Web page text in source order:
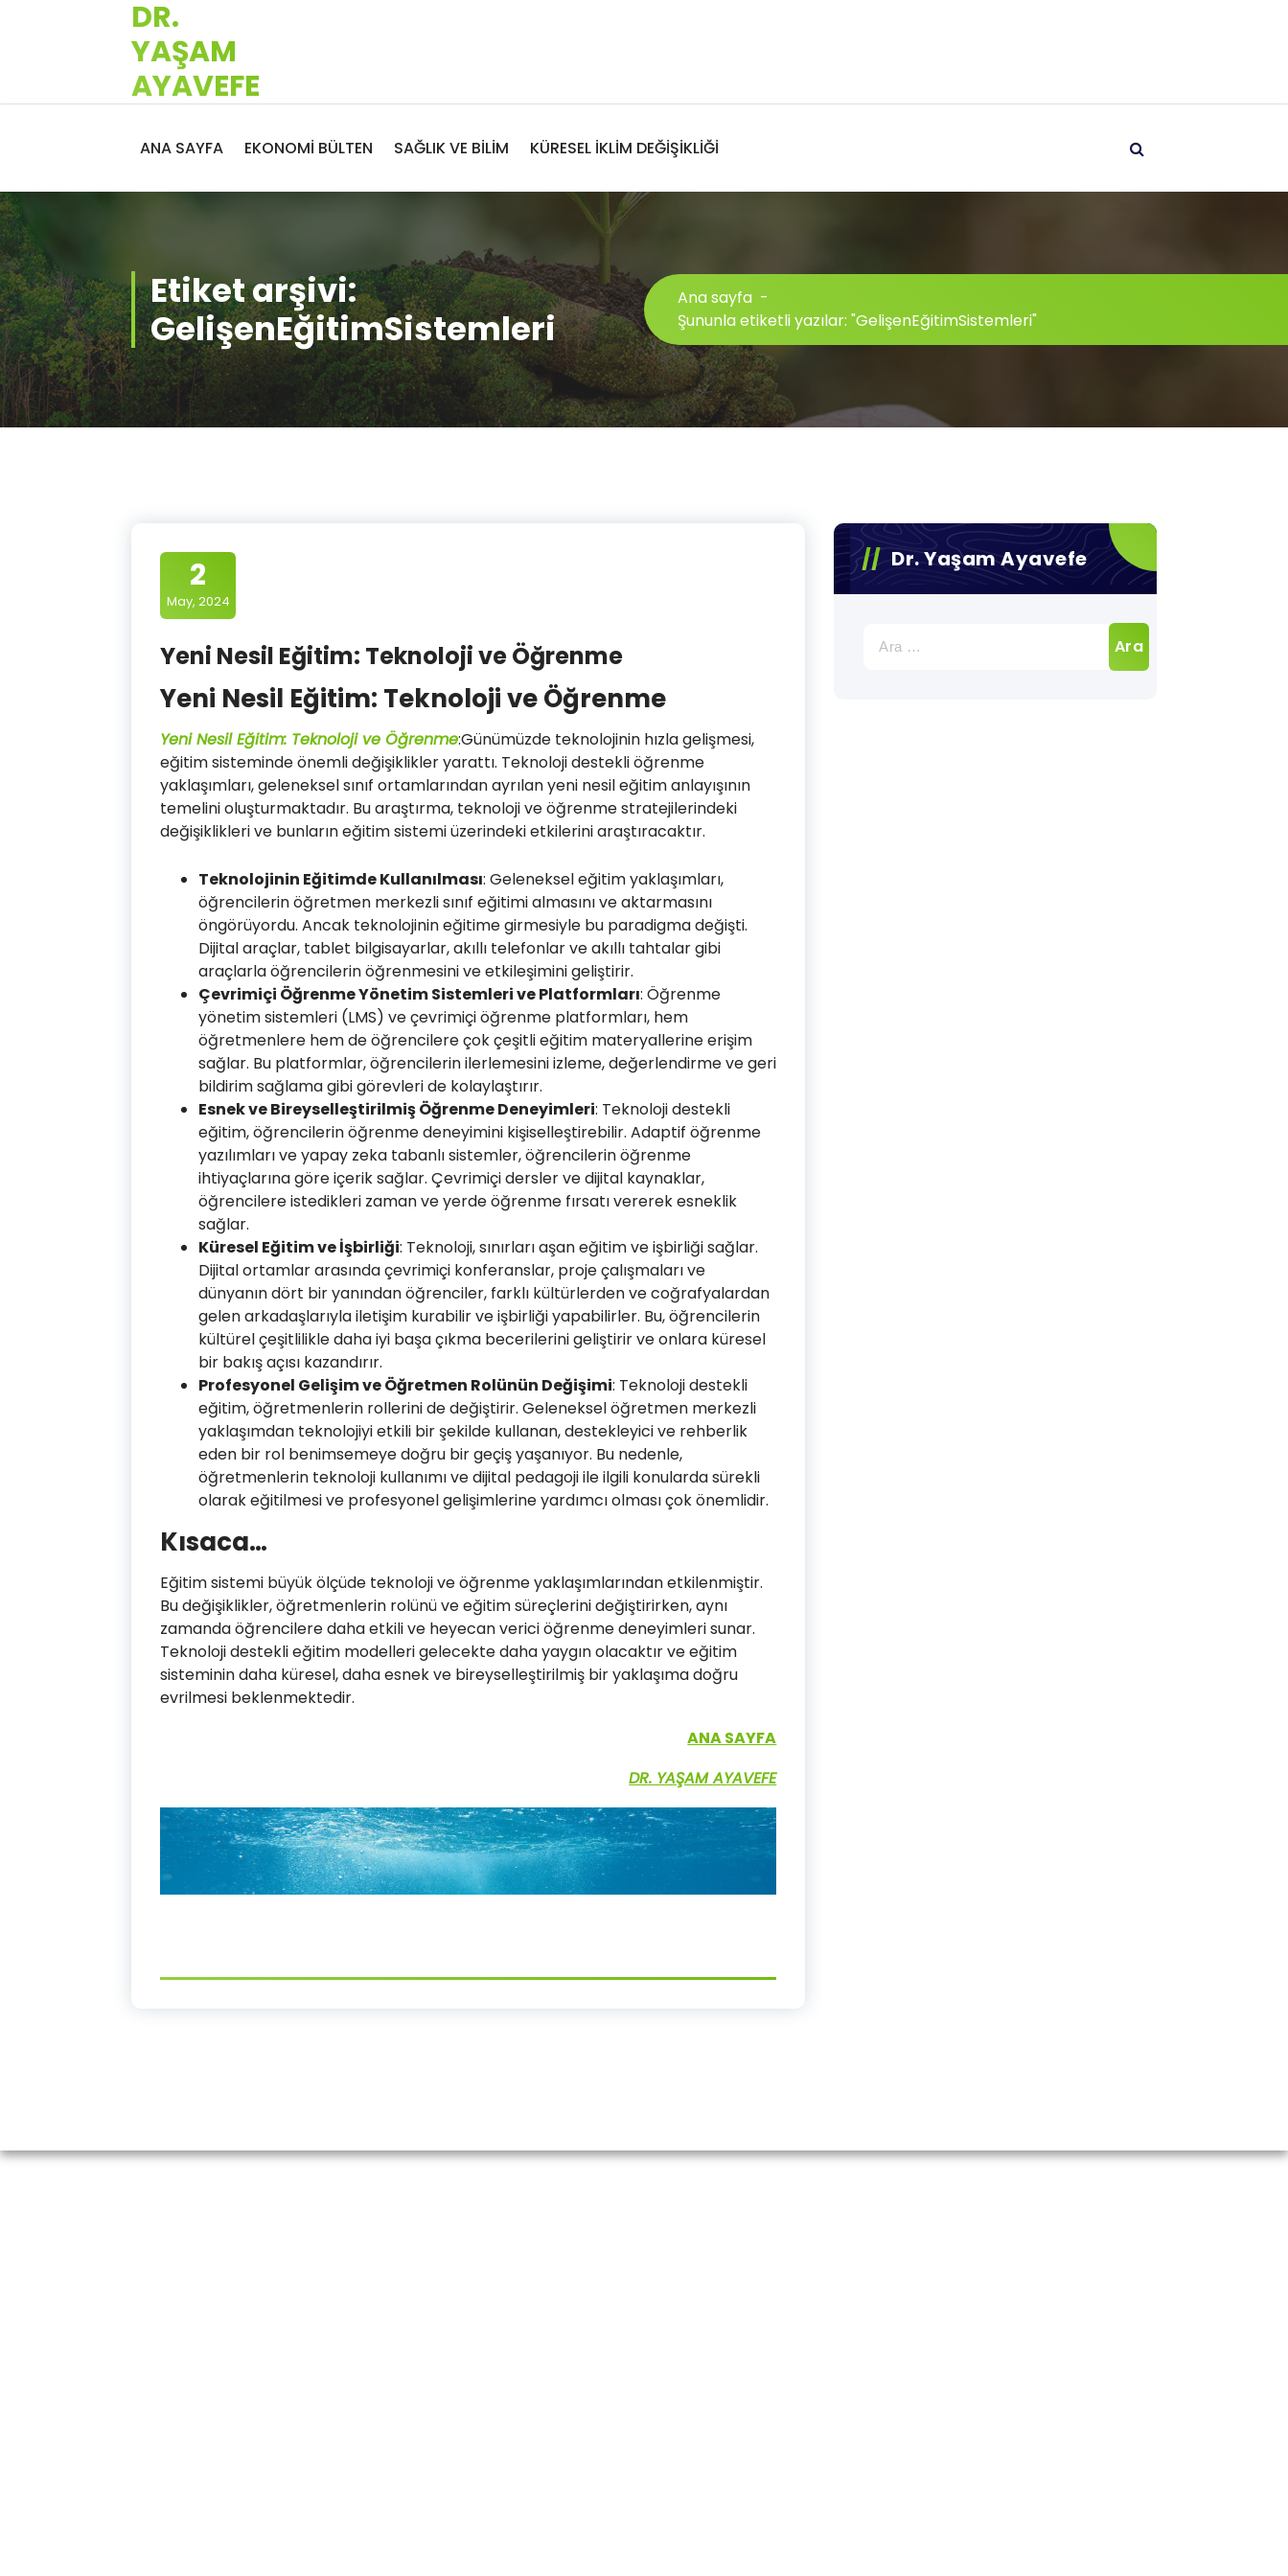
DR.
YAŞAM
AYAVEFE
ANA SAYFA EKONOMİ BÜLTEN SAĞLIK VE BİLİM KÜRESEL İKLİM DEĞİŞİKLİĞİ
Etiket arşivi:
GelişenEğitimSistemleri
Ana sayfa -
Şununla etiketli yazılar: "GelişenEğitimSistemleri"
2
May, 2024
Yeni Nesil Eğitim: Teknoloji ve Öğrenme
Yeni Nesil Eğitim: Teknoloji ve Öğrenme
Yeni Nesil Eğitim: Teknoloji ve Öğrenme:Günümüzde teknolojinin hızla gelişmesi,
eğitim sisteminde önemli değişiklikler yarattı. Teknoloji destekli öğrenme
yaklaşımları, geleneksel sınıf ortamlarından ayrılan yeni nesil eğitim anlayışının
temelini oluşturmaktadır. Bu araştırma, teknoloji ve öğrenme stratejilerindeki
değişiklikleri ve bunların eğitim sistemi üzerindeki etkilerini araştıracaktır.
Teknolojinin Eğitimde Kullanılması: Geleneksel eğitim yaklaşımları,
öğrencilerin öğretmen merkezli sınıf eğitimi almasını ve aktarmasını
öngörüyordu. Ancak teknolojinin eğitime girmesiyle bu paradigma değişti.
Dijital araçlar, tablet bilgisayarlar, akıllı telefonlar ve akıllı tahtalar gibi
araçlarla öğrencilerin öğrenmesini ve etkileşimini geliştirir.
Çevrimiçi Öğrenme Yönetim Sistemleri ve Platformları: Öğrenme
yönetim sistemleri (LMS) ve çevrimiçi öğrenme platformları, hem
öğretmenlere hem de öğrencilere çok çeşitli eğitim materyallerine erişim
sağlar. Bu platformlar, öğrencilerin ilerlemesini izleme, değerlendirme ve geri
bildirim sağlama gibi görevleri de kolaylaştırır.
Esnek ve Bireyselleştirilmiş Öğrenme Deneyimleri: Teknoloji destekli
eğitim, öğrencilerin öğrenme deneyimini kişiselleştirebilir. Adaptif öğrenme
yazılımları ve yapay zeka tabanlı sistemler, öğrencilerin öğrenme
ihtiyaçlarına göre içerik sağlar. Çevrimiçi dersler ve dijital kaynaklar,
öğrencilere istedikleri zaman ve yerde öğrenme fırsatı vererek esneklik
sağlar.
Küresel Eğitim ve İşbirliği: Teknoloji, sınırları aşan eğitim ve işbirliği sağlar.
Dijital ortamlar arasında çevrimiçi konferanslar, proje çalışmaları ve
dünyanın dört bir yanından öğrenciler, farklı kültürlerden ve coğrafyalardan
gelen arkadaşlarıyla iletişim kurabilir ve işbirliği yapabilirler. Bu, öğrencilerin
kültürel çeşitlilikle daha iyi başa çıkma becerilerini geliştirir ve onlara küresel
bir bakış açısı kazandırır.
Profesyonel Gelişim ve Öğretmen Rolünün Değişimi: Teknoloji destekli
eğitim, öğretmenlerin rollerini de değiştirir. Geleneksel öğretmen merkezli
yaklaşımdan teknolojiyi etkili bir şekilde kullanan, destekleyici ve rehberlik
eden bir rol benimsemeye doğru bir geçiş yaşanıyor. Bu nedenle,
öğretmenlerin teknoloji kullanımı ve dijital pedagoji ile ilgili konularda sürekli
olarak eğitilmesi ve profesyonel gelişimlerine yardımcı olması çok önemlidir.
Kısaca…
Eğitim sistemi büyük ölçüde teknoloji ve öğrenme yaklaşımlarından etkilenmiştir.
Bu değişiklikler, öğretmenlerin rolünü ve eğitim süreçlerini değiştirirken, aynı
zamanda öğrencilere daha etkili ve heyecan verici öğrenme deneyimleri sunar.
Teknoloji destekli eğitim modelleri gelecekte daha yaygın olacaktır ve eğitim
sisteminin daha küresel, daha esnek ve bireyselleştirilmiş bir yaklaşıma doğru
evrilmesi beklenmektedir.
ANA SAYFA
DR. YAŞAM AYAVEFE
Dr. Yaşam Ayavefe